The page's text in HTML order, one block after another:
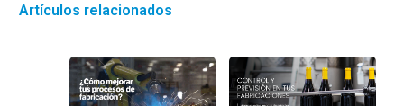
Artículos relacionados